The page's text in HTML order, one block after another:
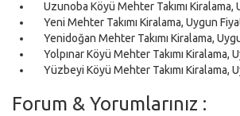
Uzunoba Köyü Mehter Takımı Kiralama,
Yeni Mehter Takımı Kiralama, Uygun
Yenidoğan Mehter Takımı Kiralama,
Yolpınar Köyü Mehter Takımı Kiralama,
Yüzbeyi Köyü Mehter Takımı Kiralama,
Forum & Yorumlarınız :